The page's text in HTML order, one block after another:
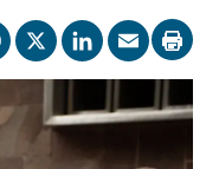
Facebook
X